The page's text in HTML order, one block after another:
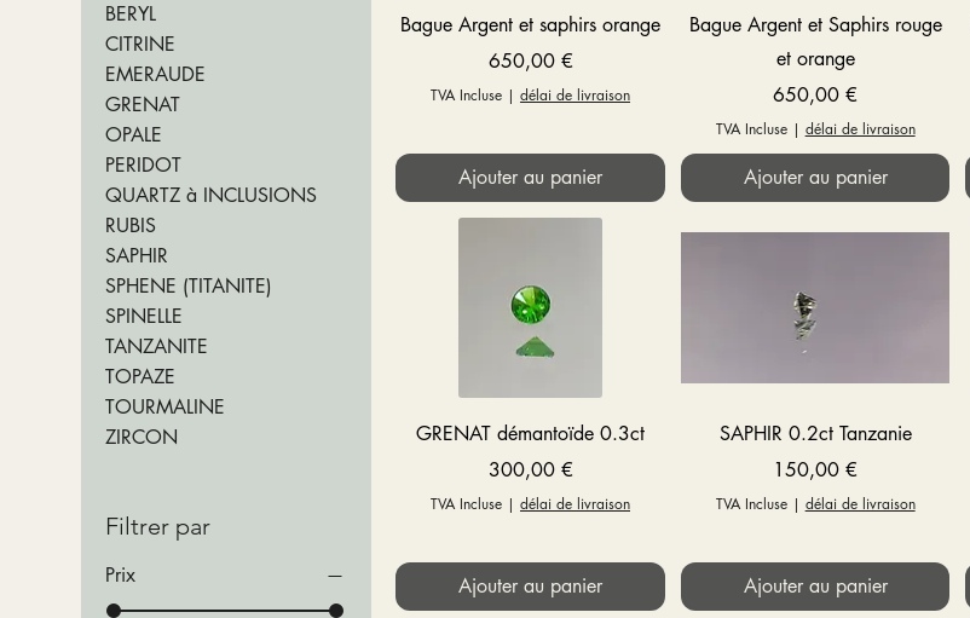
BERYL
CITRINE
EMERAUDE
GRENAT
OPALE
PERIDOT
QUARTZ à INCLUSIONS
RUBIS
SAPHIR
SPHENE (TITANITE)
SPINELLE
TANZANITE
TOPAZE
TOURMALINE
ZIRCON
Filtrer par
Prix
Aperçu rapide
Bague Argent et saphirs orange
Prix
650,00 €
TVA Incluse | délai de livraison
Ajouter au panier
Aperçu rapide
Bague Argent et Saphirs rouge
et orange
Prix
650,00 €
TVA Incluse| délai de livraison
Ajouter au panier
Aperçu rapide
GRENAT démantoïde 0.3ct
Prix
300,00 €
TVA Incluse | délai de livraison
Ajouter au panier
Aperçu rapide
SAPHIR 0.2ct Tanzanie
Prix
150,00 €
TVA Incluse| délai de livraison
Ajouter au panier